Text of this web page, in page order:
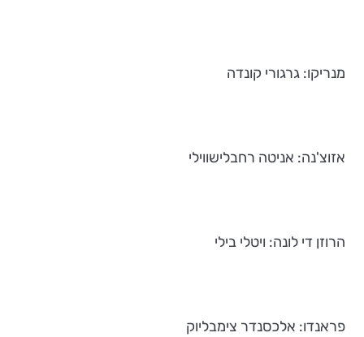
מנריקו: גרגורי קונדה
אזוצ'נה: אניטה רחבלישווילי
הרוזן די לונה: ויטלי בילי
פראנדו: אלכסנדר צימבליוק